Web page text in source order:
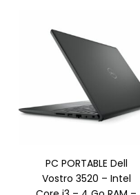
PC PORTABLE Dell
Vostro 3520 – Intel